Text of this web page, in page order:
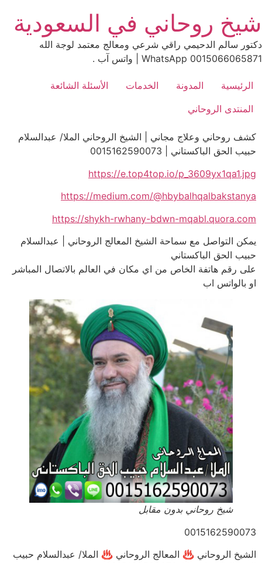
to
content
شيخ روحاني في السعودية
دكتور سالم الدحيمي راقي شرعي ومعالج معتمد لوجة الله
0015066065871 WhatsApp | واتس آب .
الرئيسية المدونة الخدمات
الأسئلة الشائعة
المنتدى الروحاني
كشف روحاني وعلاج مجاني | الشيخ الروحاني الملا/ عبدالسلام
حبيب الحق الباكستاني | 0015162590073
https://e.top4top.io/p_3609yx1qa1.jpg
https://medium.com/@hbybalhqalbakstanya
https://shykh-rwhany-bdwn-mqabl.quora.com
يمكن التواصل مع سماحة الشيخ المعالج الروحاني | عبدالسلام
حبيب الحق الباكستاني
على رقم هاتفة الخاص من اي مكان في العالم بالاتصال المباشر
او بالواتس اب
شيخ روحاني بدون مقابل
0015162590073
الشيخ الروحاني ♨ المعالج الروحاني ♨ الملا/ عبدالسلام حبيب